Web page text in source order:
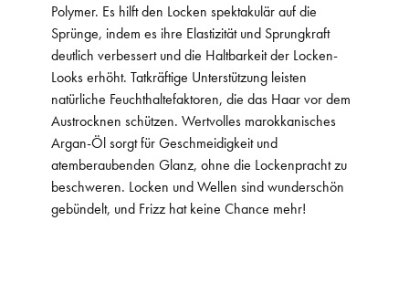
Polymer. Es hilft den Locken spektakulär auf die
Sprünge, indem es ihre Elastizität und Sprungkraft
deutlich verbessert und die Haltbarkeit der Locken-
Looks erhöht. Tatkräftige Unterstützung leisten
natürliche Feuchthaltefaktoren, die das Haar vor dem
Austrocknen schützen. Wertvolles marokkanisches
Argan-Öl sorgt für Geschmeidigkeit und
atemberaubenden Glanz, ohne die Lockenpracht zu
beschweren. Locken und Wellen sind wunderschön
gebündelt, und Frizz hat keine Chance mehr!